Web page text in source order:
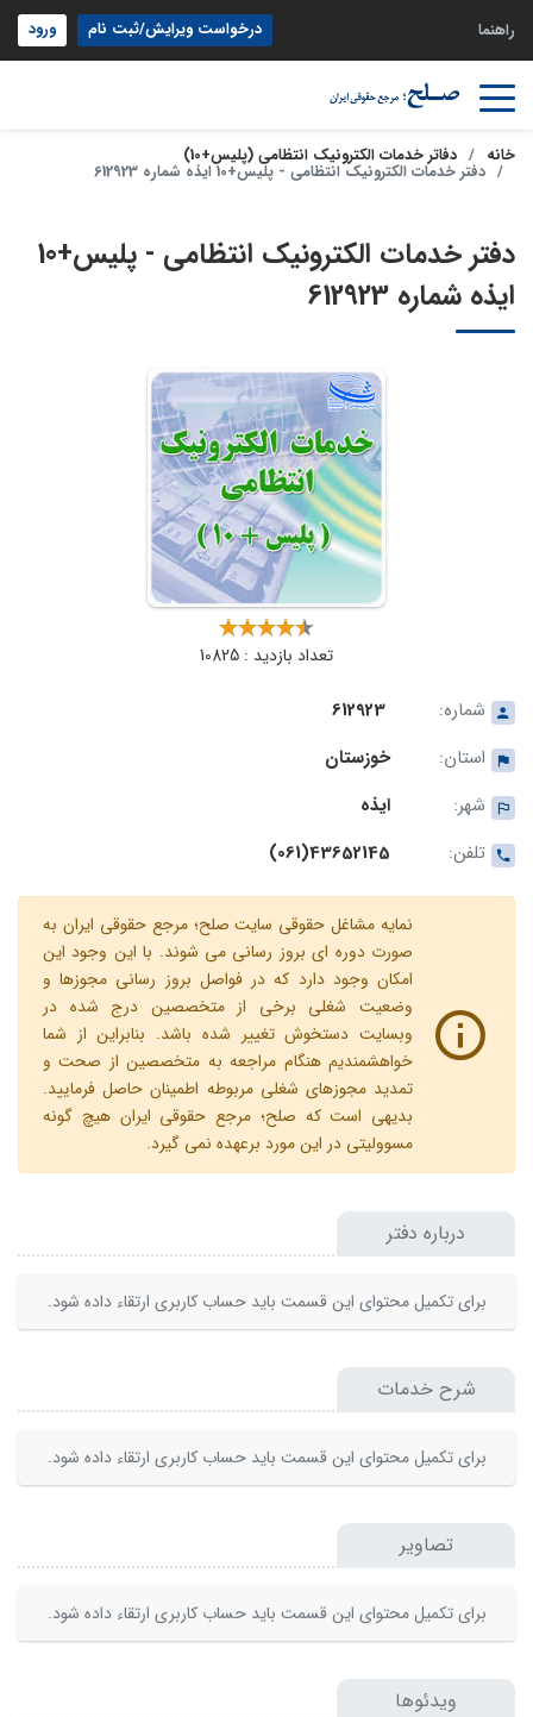
راهنما درخواست ویرایش/ثبت نام ورود
خانه دفاتر خدمات الکترونیک انتظامی (پلیس+10)
دفتر خدمات الکترونیک انتظامی - پلیس+10 ایذه شماره 612923
دفتر خدمات الکترونیک انتظامی - پلیس+10
ایذه شماره 612923
تعداد بازدید : 10825
شماره:
612923
استان:
خوزستان
شهر:
ایذه
تلفن:
43652145(061)
نمایه مشاغل حقوقی سایت صلح؛ مرجع حقوقی ایران به
صورت دوره ای بروز رسانی می شوند. با این وجود این
امکان وجود دارد که در فواصل بروز رسانی مجوزها و
وضعیت شغلی برخی از متخصصین درج شده در
وبسایت دستخوش تغییر شده باشد. بنابراین از شما
خواهشمندیم هنگام مراجعه به متخصصین از صحت و
تمدید مجوزهای شغلی مربوطه اطمینان حاصل فرمایید.
بدیهی است که صلح؛ مرجع حقوقی ایران هیچ گونه
مسوولیتی در این مورد برعهده نمی گیرد.
درباره دفتر
برای تکمیل محتوای این قسمت باید حساب کاربری ارتقاء داده شود.
شرح خدمات
برای تکمیل محتوای این قسمت باید حساب کاربری ارتقاء داده شود.
تصاویر
برای تکمیل محتوای این قسمت باید حساب کاربری ارتقاء داده شود.
ویدئوها